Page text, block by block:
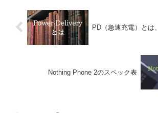
PD（急速充電）とは、
Nothing Phone 2のスペック表